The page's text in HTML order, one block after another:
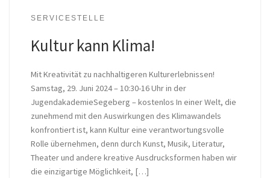
SERVICESTELLE
Kultur kann Klima!
Mit Kreativität zu nachhaltigeren Kulturerlebnissen!
Samstag, 29. Juni 2024 – 10:30-16 Uhr in der
JugendakademieSegeberg – kostenlos In einer Welt, die
zunehmend mit den Auswirkungen des Klimawandels
konfrontiert ist, kann Kultur eine verantwortungsvolle
Rolle übernehmen, denn durch Kunst, Musik, Literatur,
Theater und andere kreative Ausdrucksformen haben wir
die einzigartige Möglichkeit, […]